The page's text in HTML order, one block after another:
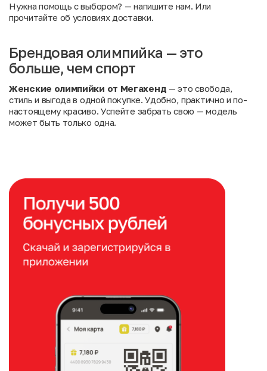
Нужна помощь с выбором? — напишите нам. Или
прочитайте об условиях доставки.
Брендовая олимпийка — это
больше, чем спорт
Женские олимпийки от Мегахенд — это свобода,
стиль и выгода в одной покупке. Удобно, практично и по-
настоящему красиво. Успейте забрать свою — модель
может быть только одна.